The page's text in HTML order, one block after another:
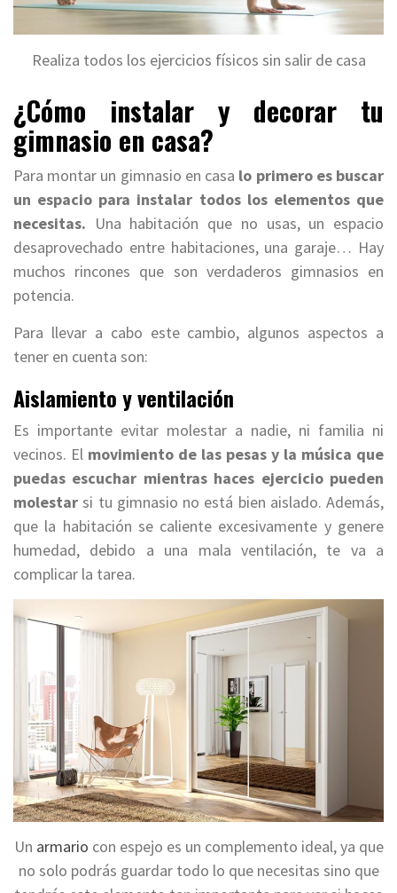
Realiza todos los ejercicios físicos sin salir de casa
¿Cómo instalar y decorar tu
gimnasio en casa?
Para montar un gimnasio en casa lo primero es buscar
un espacio para instalar todos los elementos que
necesitas. Una habitación que no usas, un espacio
desaprovechado entre habitaciones, una garaje… Hay
muchos rincones que son verdaderos gimnasios en
potencia.
Para llevar a cabo este cambio, algunos aspectos a
tener en cuenta son:
Aislamiento y ventilación
Es importante evitar molestar a nadie, ni familia ni
vecinos. El movimiento de las pesas y la música que
puedas escuchar mientras haces ejercicio pueden
molestar si tu gimnasio no está bien aislado. Además,
que la habitación se caliente excesivamente y genere
humedad, debido a una mala ventilación, te va a
complicar la tarea.
Un armario con espejo es un complemento ideal, ya que
no solo podrás guardar todo lo que necesitas sino que